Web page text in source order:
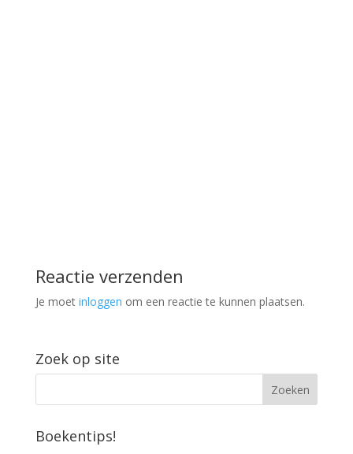
Reactie verzenden
Je moet inloggen om een reactie te kunnen plaatsen.
Zoek op site
Boekentips!